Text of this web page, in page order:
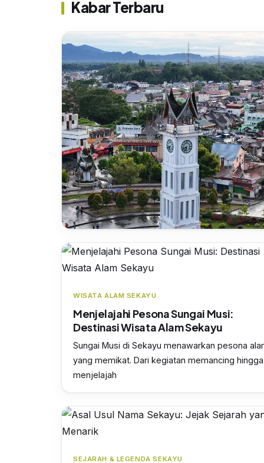
Kabar Terbaru
WISATA ALAM SEKAYU
Menjelajahi Pesona Sungai Musi:
Destinasi Wisata Alam Sekayu
Sungai Musi di Sekayu menawarkan pesona
yang memikat. Dari kegiatan memancing hingga
menjelajah
SEJARAH & LEGENDA SEKAYU